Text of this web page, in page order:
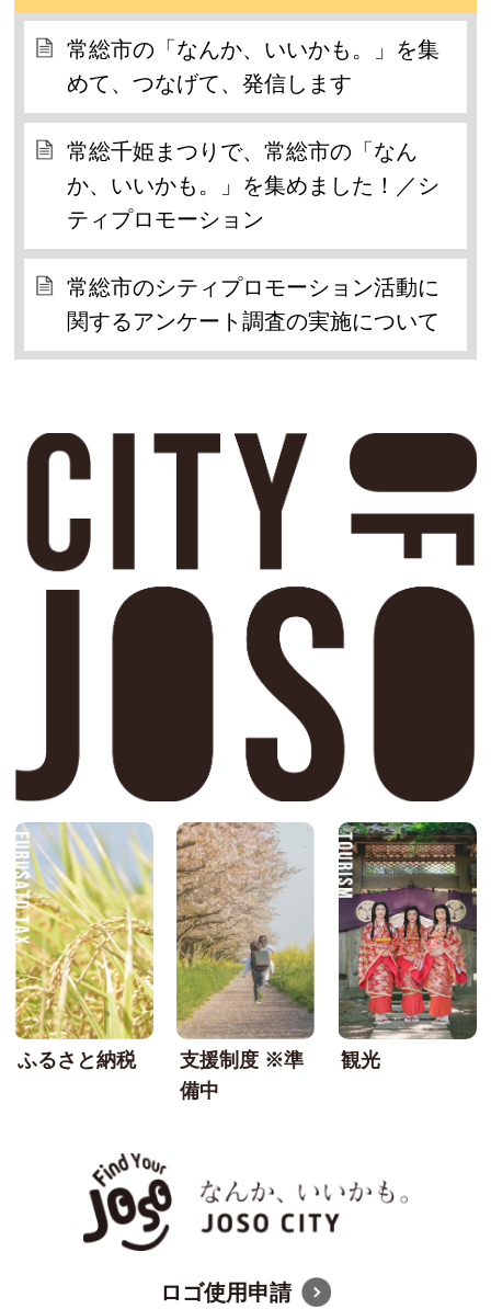
常総市の「なんか、いいかも。」を集
めて、つなげて、発信します
常総千姫まつりで、常総市の「なん
か、いいかも。」を集めました！／シ
ティプロモーション
常総市のシティプロモーション活動に
関するアンケート調査の実施について
FURUSATO TAX
ふるさと納税
支援制度 ※準
備中
観光
ロゴ使用申請